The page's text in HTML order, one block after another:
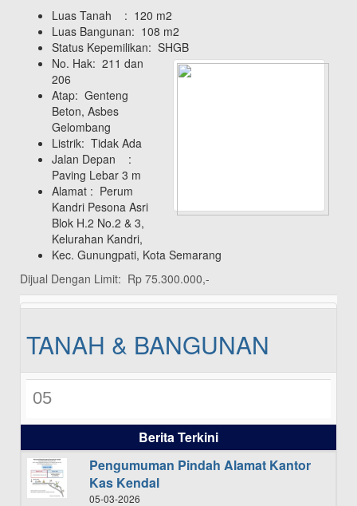
Luas Tanah : 120 m2
Luas Bangunan: 108 m2
Status Kepemilikan: SHGB
No. Hak: 211 dan
206
Atap: Genteng
Beton, Asbes
Gelombang
Listrik: Tidak Ada
Jalan Depan :
Paving Lebar 3 m
Alamat : Perum
Kandri Pesona Asri
Blok H.2 No.2 & 3,
Kelurahan Kandri,
Kec. Gunungpati, Kota Semarang
Dijual Dengan Limit: Rp 75.300.000,-
TANAH & BANGUNAN
05
Berita Terkini
Pengumuman Pindah Alamat Kantor
Kas Kendal
05-03-2026